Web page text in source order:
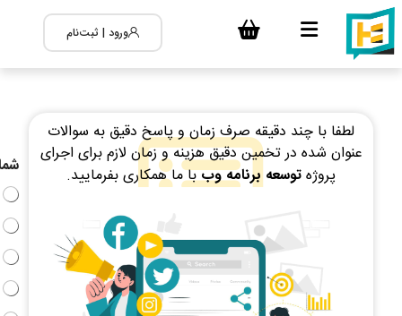
ورود | ثبت‌نام
لطفا با چند دقیقه صرف زمان و پاسخ دقیق به سوالات
عنوان شده در تخمین دقیق هزینه و زمان لازم برای اجرای
پروژه توسعه برنامه وببا ما همکاری بفرمایید.